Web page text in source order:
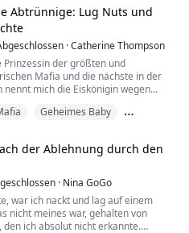
ich gewusst hätte, dass ich
würde.
Abtrünnige: Lug Nuts und
·Catherine Thompson
Prinzessin der größten und
Mafia und die nächste in der
nennt mich die Eiskönigin wegen
gekommen, um meinen
Club. Das dachte ich zumindest, bis
Geheimes Baby
der Ablehnung durch den
· Nina GoGo
war ich nackt und lag auf einem
nicht meines war, gehalten von
den ich absolut nicht erkannte.